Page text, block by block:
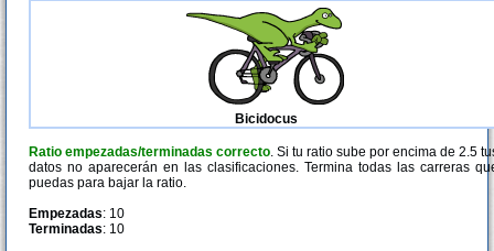
Bicidocus
Ratio empezadas/terminadas correcto. Si tu ratio sube por encima de 2.5
datos no aparecerán en las clasificaciones. Termina todas las carreras
puedas para bajar la ratio.
Empezadas: 10
Terminadas: 10